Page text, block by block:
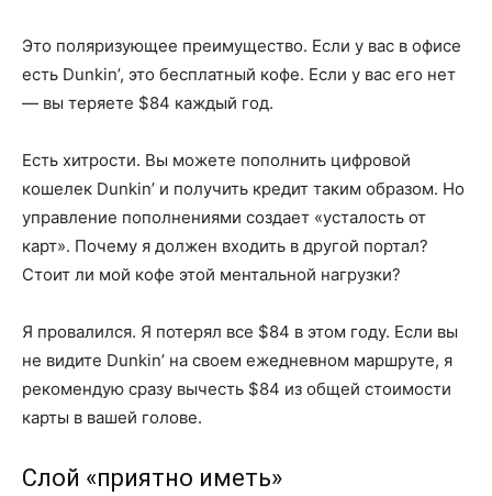
Это поляризующее преимущество. Если у вас в офисе
есть Dunkin’, это бесплатный кофе. Если у вас его нет
— вы теряете $84 каждый год.
Есть хитрости. Вы можете пополнить цифровой
кошелек Dunkin’ и получить кредит таким образом. Но
управление пополнениями создает «усталость от
карт». Почему я должен входить в другой портал?
Стоит ли мой кофе этой ментальной нагрузки?
Я провалился. Я потерял все $84 в этом году. Если вы
не видите Dunkin’ на своем ежедневном маршруте, я
рекомендую сразу вычесть $84 из общей стоимости
карты в вашей голове.
Слой «приятно иметь»